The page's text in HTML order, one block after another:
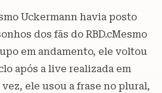
Uckermann havia posto
dos fãs do RBD.cMesmo
em andamento, ele voltou
após a live realizada em
ele usou a frase no plural,